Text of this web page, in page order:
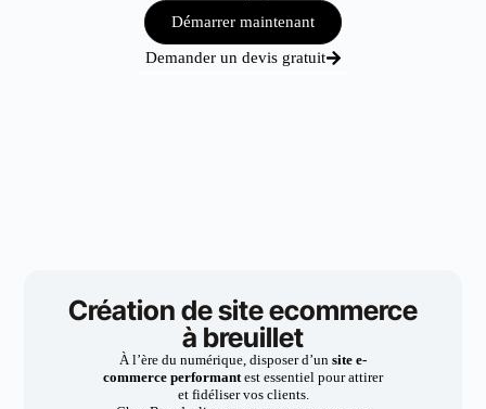
Démarrer maintenant
Demander un devis gratuit
Création de site ecommerce
à breuillet
À l’ère du numérique, disposer d’un site e-
commerce performantest essentiel pour attirer
et fidéliser vos clients.